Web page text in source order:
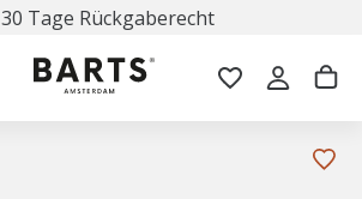
30 Tage Rückgaberecht